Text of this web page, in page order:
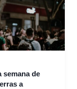
semana de
a